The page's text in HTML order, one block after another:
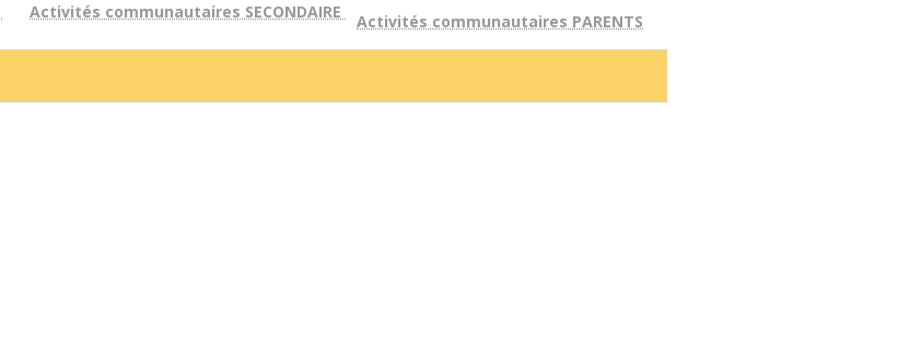
Activités communautaires SECONDAIRE Activités communautaires PARENTS